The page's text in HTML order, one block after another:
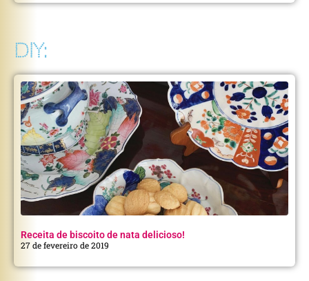
DIY:
Receita de biscoito de nata delicioso!
27 de fevereiro de 2019